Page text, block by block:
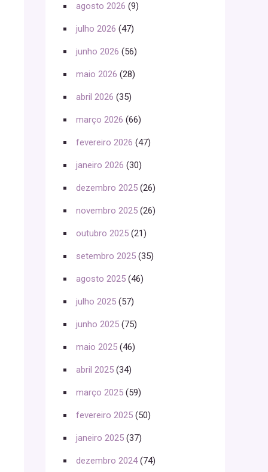
agosto 2026 (9)
julho 2026 (47)
junho 2026 (56)
maio 2026 (28)
abril 2026 (35)
março 2026 (66)
fevereiro 2026 (47)
janeiro 2026 (30)
dezembro 2025 (26)
novembro 2025 (26)
outubro 2025 (21)
setembro 2025 (35)
agosto 2025 (46)
julho 2025 (57)
junho 2025 (75)
maio 2025 (46)
abril 2025 (34)
março 2025 (59)
fevereiro 2025 (50)
janeiro 2025 (37)
dezembro 2024(74)